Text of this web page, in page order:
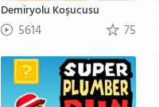
Demiryolu Koşucusu
5614 75